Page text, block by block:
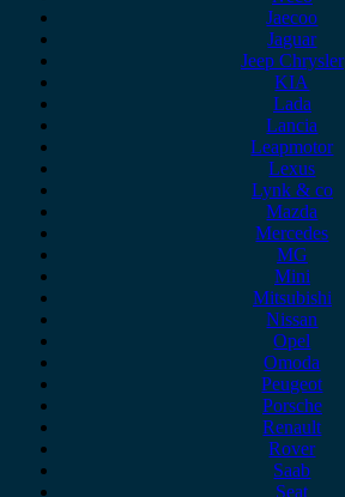
Jaecoo
Jaguar
Jeep Chrysler
KIA
Lada
Lancia
Leapmotor
Lexus
Lynk & co
Mazda
Mercedes
MG
Mini
Mitsubishi
Nissan
Opel
Omoda
Peugeot
Porsche
Renault
Rover
Saab
Seat